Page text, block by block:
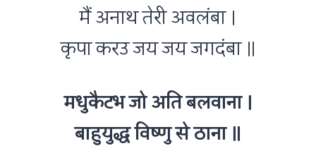
मैं अनाथ तेरी अवलंबा ।
कृपा करउ जय जय जगदंबा ॥
मधुकैटभ जो अति बलवाना ।
बाहुयुद्ध विष्णु से ठाना ॥